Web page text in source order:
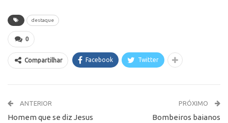
destaque
0
Compartilhar Facebook Twitter
ANTERIOR
Homem que se diz Jesus
PRÓXIMO
Bombeiros baianos